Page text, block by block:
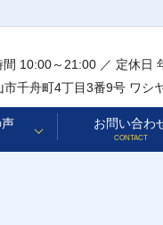
間 10:00～21:00 ／ 定休日
千舟町4丁目3番9号 ワシ
お問い合わ
CONTACT